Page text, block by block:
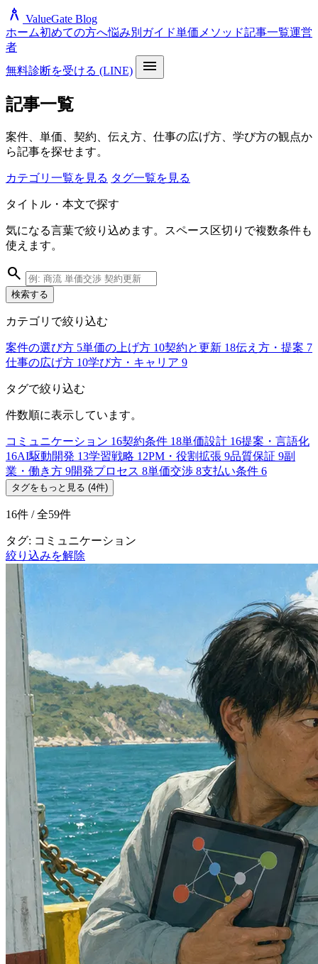
architecture ValueGate Blog
ホーム初めての方へ悩み別ガイド単価メソッド記事一覧運営
者
無料診断を受ける (LINE)
menu
記事一覧
案件、単価、契約、伝え方、仕事の広げ方、学び方の観点か
ら記事を探せます。
カテゴリ一覧を見る タグ一覧を見る
タイトル・本文で探す
気になる言葉で絞り込めます。スペース区切りで複数条件も
使えます。
search
検索する
カテゴリで絞り込む
案件の選び方 5単価の上げ方 10契約と更新 18伝え方・提案 7
仕事の広げ方 10学び方・キャリア 9
タグで絞り込む
件数順に表示しています。
コミュニケーション 16契約条件 18単価設計 16提案・言語化
16AI駆動開発 13学習戦略 12PM・役割拡張 9品質保証 9副
業・働き方 9開発プロセス 8単価交渉 8支払い条件 6
タグをもっと見る (4件)
16件 / 全59件
タグ: コミュニケーション
絞り込みを解除